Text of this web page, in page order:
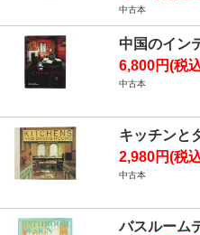
中古本
中国のイン
6,800円(税
中古本
キッチンと
2,980円(税
中古本
バスルーム